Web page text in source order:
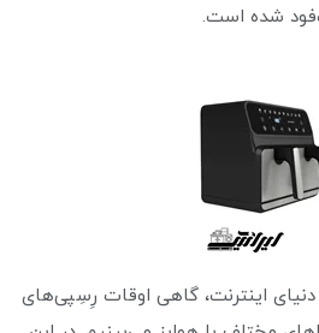
شده است.
اینترنت، گاهی اوقات رِسِپی‌های